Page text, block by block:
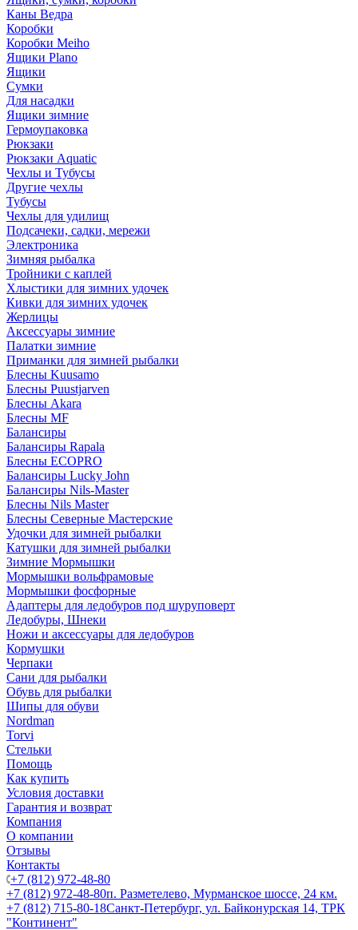
Каны Ведра
Коробки
Коробки Meiho
Ящики Plano
Ящики
Сумки
Для насадки
Ящики зимние
Гермоупаковка
Рюкзаки
Рюкзаки Aquatic
Чехлы и Тубусы
Другие чехлы
Тубусы
Чехлы для удилищ
Подсачеки, садки, мережи
Электроника
Зимняя рыбалка
Тройники с каплей
Хлыстики для зимних удочек
Кивки для зимних удочек
Жерлицы
Аксессуары зимние
Палатки зимние
Приманки для зимней рыбалки
Блесны Kuusamo
Блесны Puustjarven
Блесны Akara
Блесны MF
Балансиры
Балансиры Rapala
Блесны ECOPRO
Балансиры Lucky John
Балансиры Nils-Master
Блесны Nils Master
Блесны Северные Мастерские
Удочки для зимней рыбалки
Катушки для зимней рыбалки
Зимние Мормышки
Мормышки вольфрамовые
Мормышки фосфорные
Адаптеры для ледобуров под шуруповерт
Ледобуры, Шнеки
Ножи и аксессуары для ледобуров
Кормушки
Черпаки
Сани для рыбалки
Обувь для рыбалки
Шипы для обуви
Nordman
Torvi
Стельки
Помощь
Как купить
Условия доставки
Гарантия и возврат
Компания
О компании
Отзывы
Контакты
+7 (812) 972-48-80
+7 (812) 972-48-80п. Разметелево, Мурманское шоссе, 24 км.
+7 (812) 715-80-18Санкт-Петербург, ул. Байконурская 14, ТРК
"Континент"